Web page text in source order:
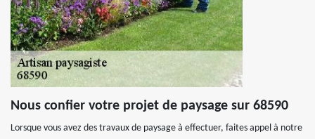
Nous confier votre projet de paysage sur 68590
Lorsque vous avez des travaux de paysage à effectuer, faites appel à notre